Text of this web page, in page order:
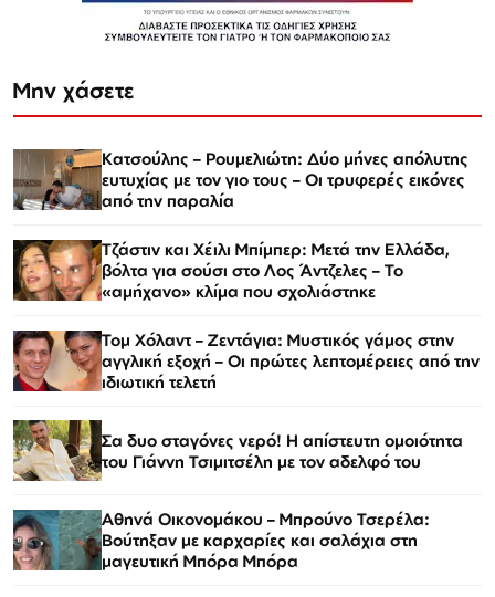
Μην χάσετε
Κατσούλης – Ρουμελιώτη: Δύο μήνες απόλυτης
ευτυχίας με τον γιο τους – Οι τρυφερές εικόνες
από την παραλία
Τζάστιν και Χέιλι Μπίμπερ: Μετά την Ελλάδα,
βόλτα για σούσι στο Λος Άντζελες – Το
«αμήχανο» κλίμα που σχολιάστηκε
Τομ Χόλαντ – Ζεντάγια: Μυστικός γάμος στην
αγγλική εξοχή – Οι πρώτες λεπτομέρειες από την
ιδιωτική τελετή
Σα δυο σταγόνες νερό! Η απίστευτη ομοιότητα
του Γιάννη Τσιμιτσέλη με τον αδελφό του
Αθηνά Οικονομάκου – Μπρούνο Τσερέλα:
Βούτηξαν με καρχαρίες και σαλάχια στη
μαγευτική Μπόρα Μπόρα